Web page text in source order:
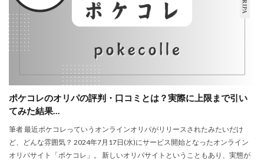
ポケコレのオリパの評判・口コミとは？実際に上限まで引い
てみた結果…
筆者 最近ポケコレっていうオンラインオリパがリリースされたみたいだけ
ど、どんな雰囲気？ 2024年7月17日(水)にサービス開始となったオンライン
オリパサイト「ポケコレ」。 新しいオリパサイトということもあり、実態が